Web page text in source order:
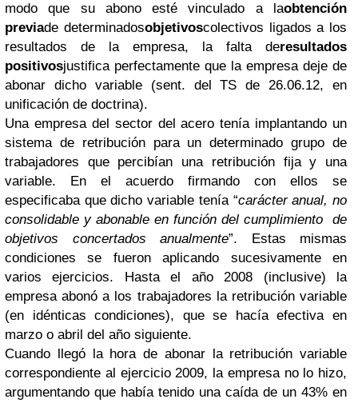
modo que su abono esté vinculado a laobtención
previade determinadosobjetivoscolectivos ligados a los
resultados de la empresa, la falta deresultados
positivosjustifica perfectamente que la empresa deje de
abonar dicho variable (sent. del TS de 26.06.12, en
unificación de doctrina).
Una empresa del sector del acero tenía implantando un
sistema de retribución para un determinado grupo de
trabajadores que percibían una retribución fija y una
variable. En el acuerdo firmando con ellos se
especificaba que dicho variable tenía “carácter anual, no
consolidable y abonable en función del cumplimiento de
objetivos concertados anualmente”. Estas mismas
condiciones se fueron aplicando sucesivamente en
varios ejercicios. Hasta el año 2008 (inclusive) la
empresa abonó a los trabajadores la retribución variable
(en idénticas condiciones), que se hacía efectiva en
marzo o abril del año siguiente.
Cuando llegó la hora de abonar la retribución variable
correspondiente al ejercicio 2009, la empresa no lo hizo,
argumentando que había tenido una caída de un 43% en